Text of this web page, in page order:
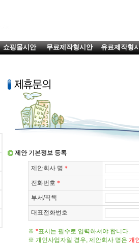
쇼핑몰시안 무료제작형시안 유료제작형
제안 기본정보 등록
제안회사 명 ＊
전화번호 ＊
부서/직책
대표전화번호
※ *표시는 필수로 입력하셔야 합니다.
※ 개인사업자일 경우, 제안회사 명은 개